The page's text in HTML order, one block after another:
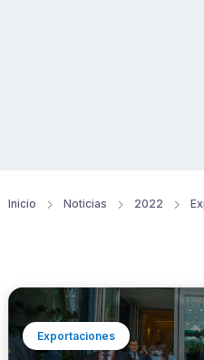
Inicio Noticias 2022
Exportaciones